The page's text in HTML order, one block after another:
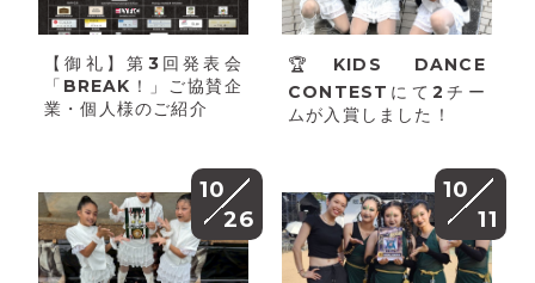
【御礼】第3回発表会
「BREAK！」ご協賛企
業・個人様のご紹介
🏆KIDS DANCE
CONTESTにて2チー
ムが入賞しました！
10
26
10
11